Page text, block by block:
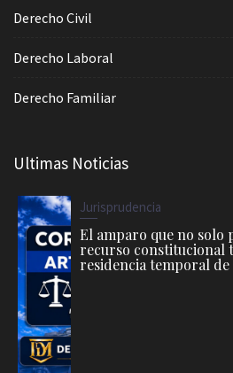
Derecho Civil
Derecho Laboral
Derecho Familiar
Ultimas Noticias
Jurisprudencia
El amparo que no solo
recurso constitucional
residencia temporal de